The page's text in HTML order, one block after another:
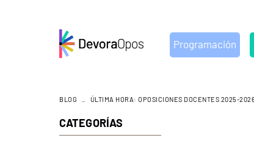
Programación
COMUNIDAD
BLOG ÚLTIMA HORA: OPOSICIONES DOCENTES 2025-2026
CATEGORÍAS